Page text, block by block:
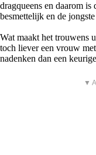
dragqueens en daarom
besmettelijk en de
Wat maakt het trouwens
toch liever een vrouw
nadenken dan een
▼